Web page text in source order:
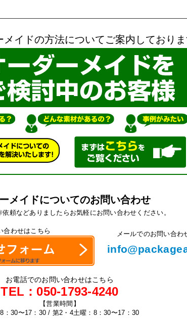
メイドの方法についてご案内しておりま
メイドについてのお問い合わせ
頼などありましたらお気軽にお問い合わせください。
合わせはこちら メールでのお問い合わ
お電話でのお問い合わせはこちら
TEL： 050-1793-4240
【営業時間】
：30〜17：30 / 第2・4土曜：8：30〜17：30